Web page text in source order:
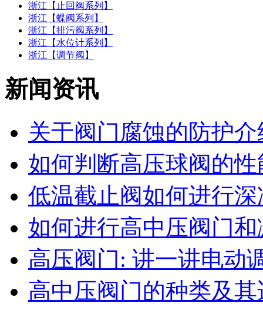
浙江【止回阀系列】
浙江【蝶阀系列】
浙江【排污阀系列】
浙江【水位计系列】
浙江【调节阀】
新闻资讯
关于阀门腐蚀的防护介
如何判断高压球阀的性
低温截止阀如何进行
如何进行高中压阀门和
高压阀门: 讲一讲电动
高中压阀门的种类及其